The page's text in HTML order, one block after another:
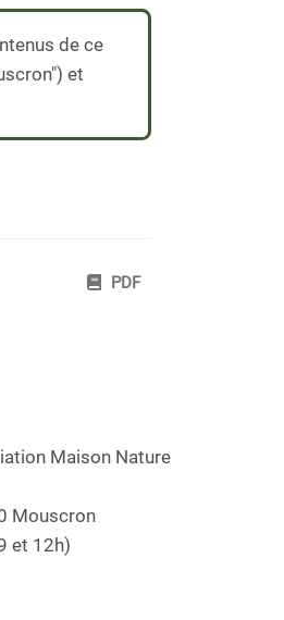
de ce
et
PDF
Maison Nature
Mouscron
et 12h)